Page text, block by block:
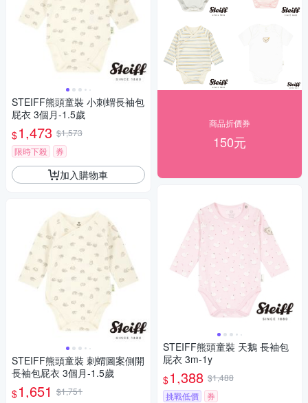
STEIFF熊頭童裝 小刺蝟長袖包
屁衣 3個月-1.5歲
$1,473 $1,573
限時下殺
券
加入購物車
STEIFF熊頭童裝 刺蝟圖案側開
長袖包屁衣 3個月-1.5歲
$1,651 $1,751
商品折價券
150元
STEIFF熊頭童裝 天鵝 長袖包
屁衣 3m-1y
$1,388 $1,488
挑戰低價
券